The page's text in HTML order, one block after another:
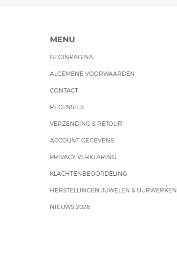
MENU
BEGINPAGINA
ALGEMENE VOORWAARDEN
CONTACT
RECENSIES
VERZENDING & RETOUR
ACCOUNT GEGEVENS
PRIVACY VERKLARING
KLACHTENBEOORDELING
HERSTELLINGEN JUWELEN & UURWERKEN
NIEUWS 2026